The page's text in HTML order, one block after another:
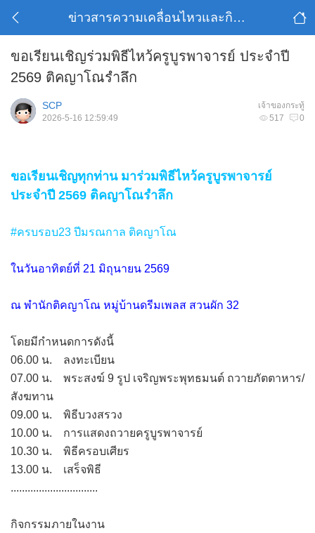
ข่าวสารความเคลื่อนไหวและกิจกรรมของ คศช.
ขอเรียนเชิญร่วมพิธีไหว้ครูบูรพาจารย์ ประจำปี
2569 ติคญาโณรำลึก
เจ้าของกระทู้
SCP
517 0
2026-5-16 12:59:49
ขอเรียนเชิญทุกท่าน มาร่วมพิธีไหว้ครูบูรพาจารย์
ประจำปี 2569 ติคญาโณรำลึก
#ครบรอบ23 ปีมรณกาล ติคญาโณ
ในวันอาทิตย์ที่ 21 มิถุนายน 2569
ณ พำนักติคญาโณ หมู่บ้านดรีมเพลส สวนผัก 32
โดยมีกำหนดการดังนี้
06.00 น. ลงทะเบียน
07.00 น. พระสงฆ์ 9 รูป เจริญพระพุทธมนต์ ถวายภัตตาหาร/
สังฆทาน
09.00 น. พิธีบวงสรวง
10.00 น. การแสดงถวายครูบูรพาจารย์
10.30 น. พิธีครอบเศียร
13.00 น. เสร็จพิธี
...............................
กิจกรรมภายในงาน